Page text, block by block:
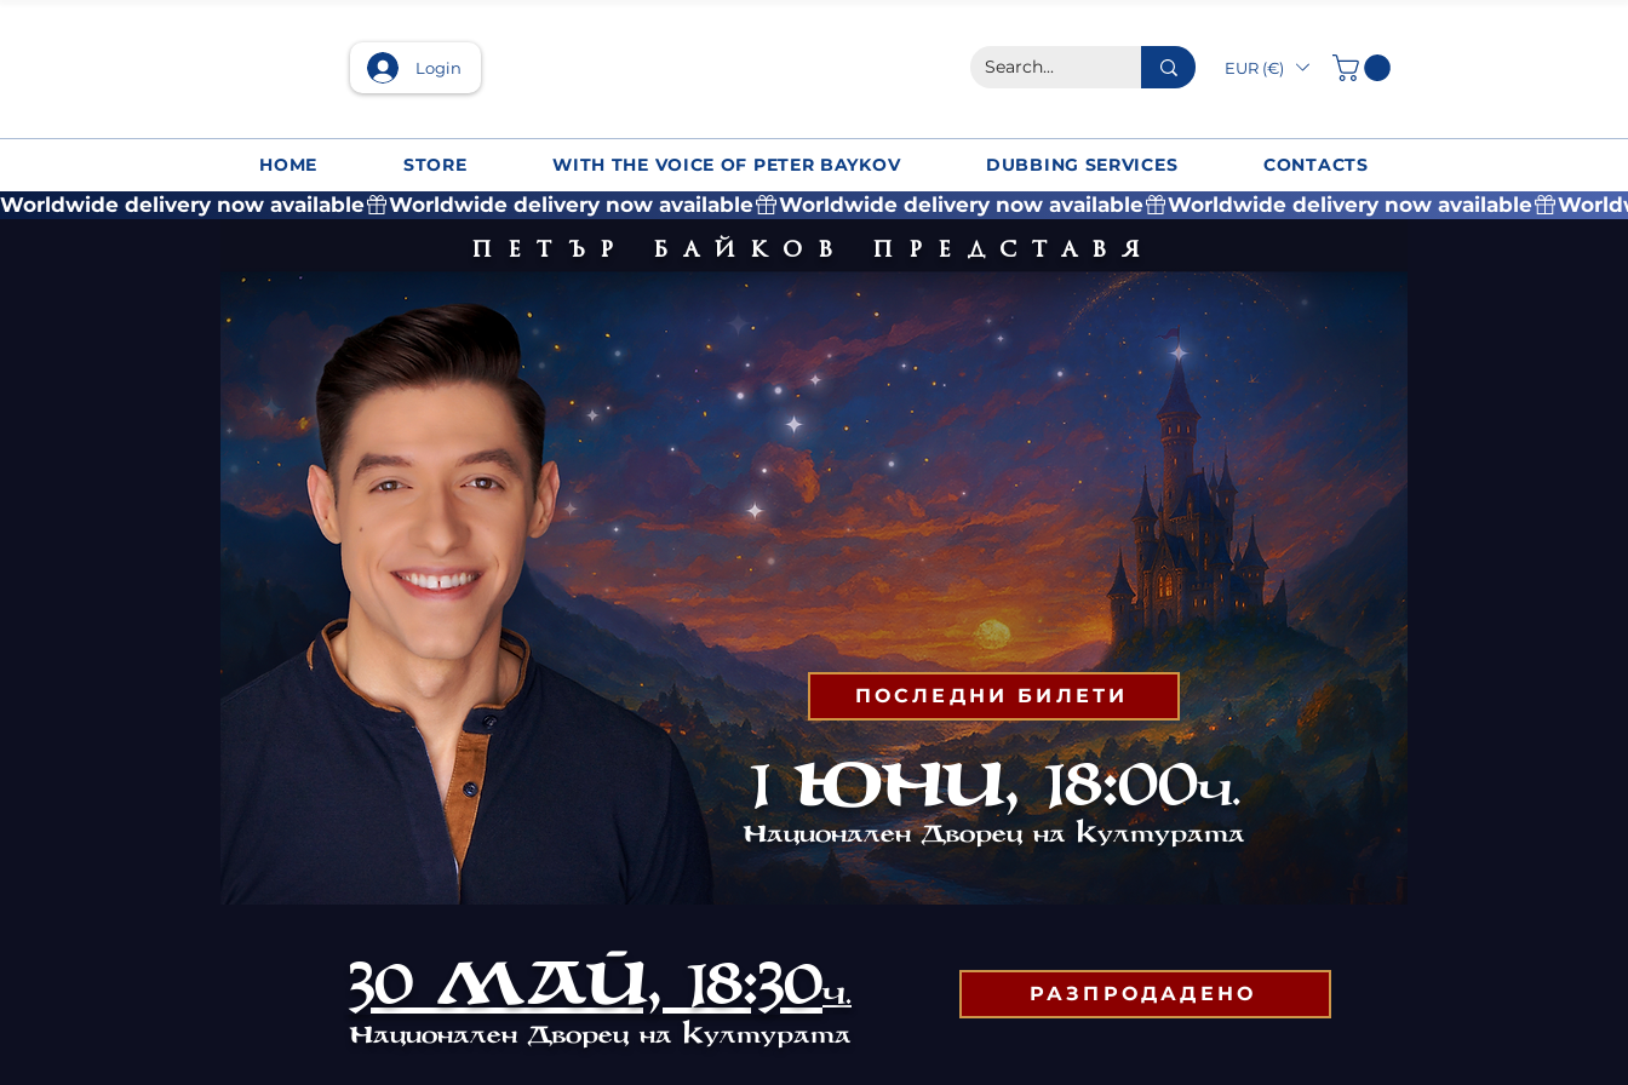
Login EUR (€)
HOME STORE WITH THE VOICE OF PETER BAYKOV DUBBING SERVICES CONTACTS
Worldwide delivery now available
петър байков представя
1 юни, 18:00ч.
Националендворец на културата
ПОСЛЕДНИ БИЛЕТИ
30 МАЙ, 18:30ч.
Националендворец на културата
РАЗПРОДАДЕНО